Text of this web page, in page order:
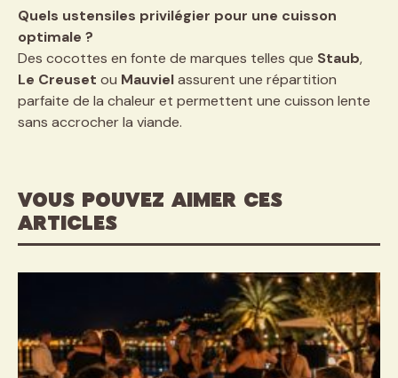
Quels ustensiles privilégier pour une cuisson
optimale ?
Des cocottes en fonte de marques telles que Staub,
Le Creuset ou Mauvielassurent une répartition
parfaite de la chaleur et permettent une cuisson lente
sans accrocher la viande.
VOUS POUVEZ AIMER CES
ARTICLES